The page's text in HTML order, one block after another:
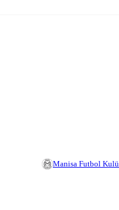
Manisa Futbol